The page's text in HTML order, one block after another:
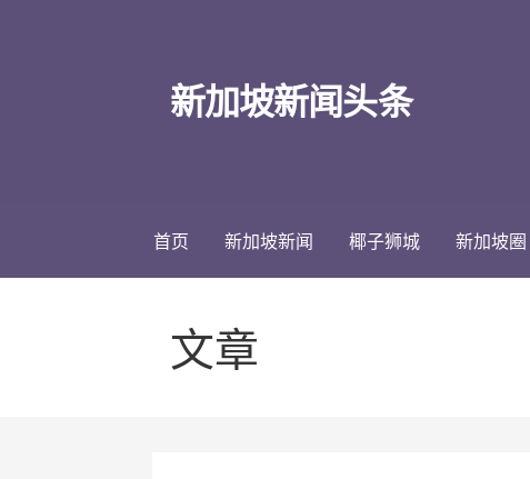
新加坡新闻头条
首页 新加坡新闻 椰子狮城 新加坡圈
文章